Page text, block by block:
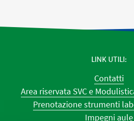
LINK UTILI
Contatti
Area riservata SVC e
Prenotazione strumenti
Impegni aule